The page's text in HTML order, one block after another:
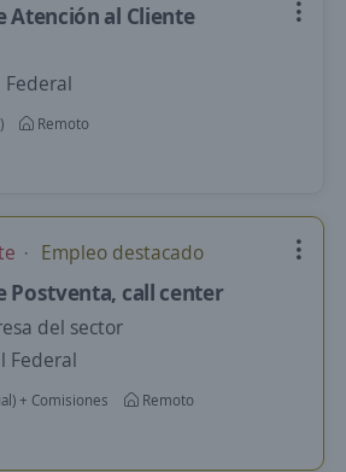
Atención al Cliente
Remoto
Empleo destacado
Postventa, call center
del sector
Federal
+ Comisiones
Remoto